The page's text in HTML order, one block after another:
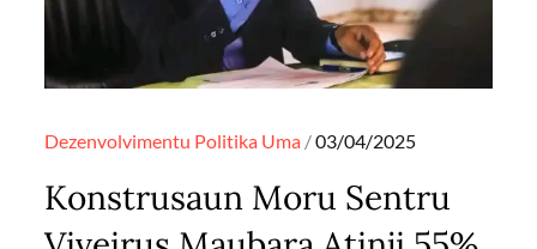
Dezenvolvimentu Politika Uma Posted
03/04/2025
Konstrusaun Moru Sentru